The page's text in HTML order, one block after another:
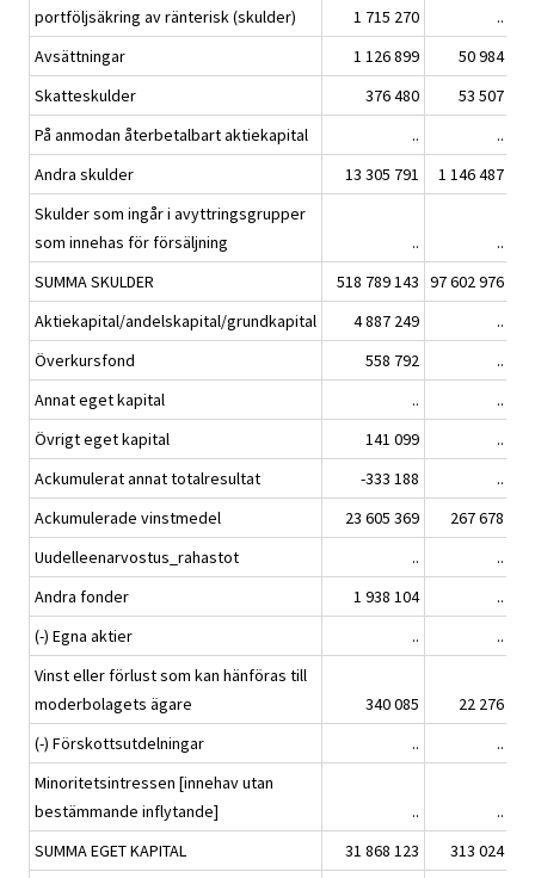
portföljsäkring av ränterisk (skulder) 1 715 270
..
Avsättningar
1 126 899
50 984
Skatteskulder
376 480
53 507
På anmodan återbetalbart aktiekapital
..
..
Andra skulder
13 305 791
1 146 487
Skulder som ingår i avyttringsgrupper
som innehas för försäljning
..
..
SUMMA SKULDER
518 789 143 97 602 976
Aktiekapital/andelskapital/grundkapital
4 887 249
..
Överkursfond
558 792
..
Annat eget kapital
..
..
Övrigt eget kapital
141 099
..
Ackumulerat annat totalresultat
-333 188
..
Ackumulerade vinstmedel
23 605 369
267 678
Uudelleenarvostus_rahastot
..
..
Andra fonder
1 938 104
..
(-) Egna aktier
..
..
Vinst eller förlust som kan hänföras till
moderbolagets ägare
340 085
22 276
(-) Förskottsutdelningar
..
..
Minoritetsintressen [innehav utan
bestämmande inflytande]
..
..
SUMMA EGET KAPITAL
31 868 123
313 024